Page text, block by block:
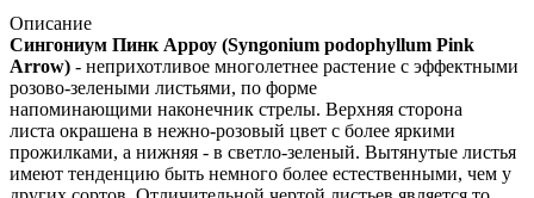
Описание
Сингониум Пинк Арроу (Syngonium podophyllum Pink
Arrow) - неприхотливое многолетнее растение с эффектными
розово-зелеными листьями, по форме
напоминающими наконечник стрелы. Верхняя сторона
листа окрашена в нежно-розовый цвет с более яркими
прожилками, а нижняя - в светло-зеленый. Вытянутые листья
имеют тенденцию быть немного более естественными, чем у